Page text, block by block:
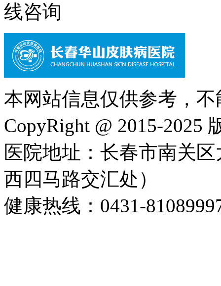
线咨询
本网站信息仅供参考，
CopyRight @ 2015-2025
医院地址：长春市南关
西四马路交汇处）
健康热线：0431-